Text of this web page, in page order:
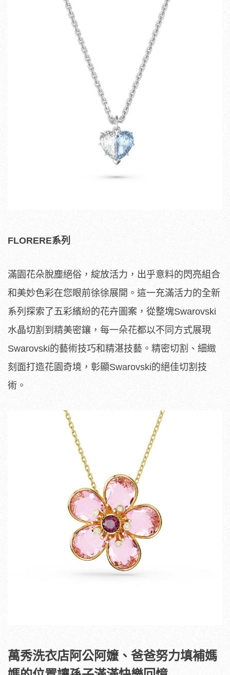
FLORERE系列
滿園花朵脫塵絕俗，綻放活力，出乎意料的閃亮組合
和美妙色彩在您眼前徐徐展開。這一充滿活力的全新
系列探索了五彩繽紛的花卉圖案，從整塊Swarovski
水晶切割到精美密鑲，每一朵花都以不同方式展現
Swarovski的藝術技巧和精湛技藝。精密切割、細緻
刻面打造花園奇境，彰顯Swarovski的絕佳切割技
術。
萬秀洗衣店阿公阿嬤、爸爸努力填補媽